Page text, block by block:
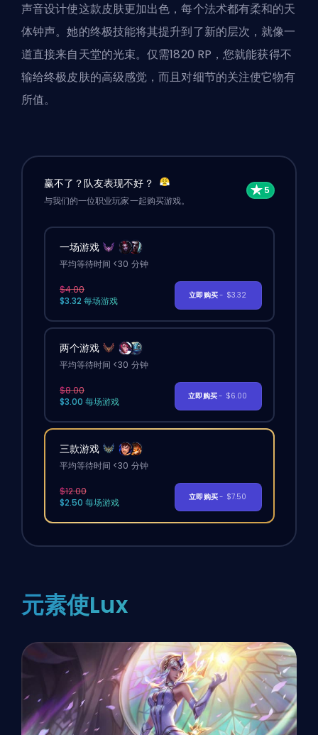
声音设计使这款皮肤更加出色，每个法术都有柔和的天
体钟声。她的终极技能将其提升到了新的层次，就像一
道直接来自天堂的光束。仅需1820 RP，您就能获得不
输给终极皮肤的高级感觉，而且对细节的关注使它物有
所值。
赢不了？队友表现不好？
与我们的一位职业玩家一起购买游戏。
一场游戏
平均等待时间 <30 分钟
$4.00
$3.32 每场游戏
立即购买- $3.32
两个游戏
平均等待时间 <30 分钟
$8.00
$3.00 每场游戏
立即购买- $6.00
三款游戏
平均等待时间 <30 分钟
$12.00
$2.50 每场游戏
立即购买- $7.50
元素使Lux